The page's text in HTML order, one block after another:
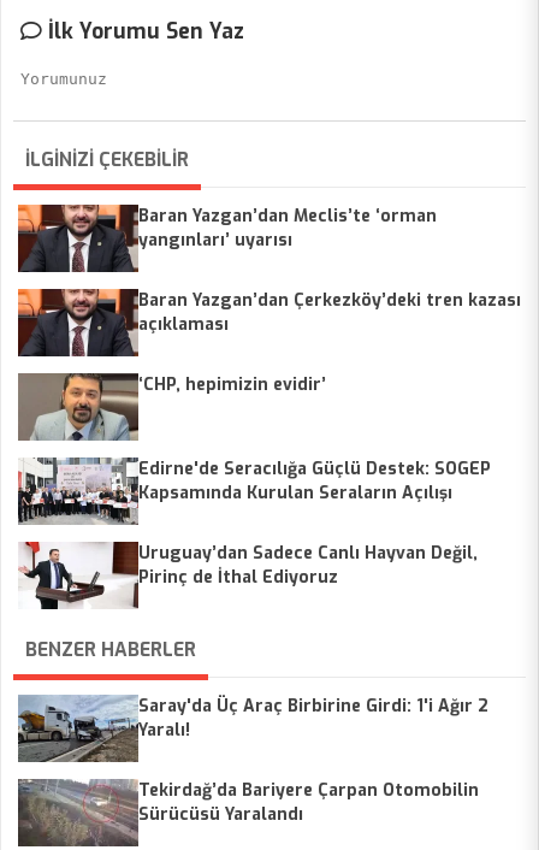
İlk Yorumu Sen Yaz
İLGİNİZİ ÇEKEBİLİR
Baran Yazgan’dan Meclis’te ‘orman
yangınları’ uyarısı
Baran Yazgan’dan Çerkezköy’deki tren kazası
açıklaması
‘CHP, hepimizin evidir’
Edirne'de Seracılığa Güçlü Destek: SOGEP
Kapsamında Kurulan Seraların Açılışı
Uruguay’dan Sadece Canlı Hayvan Değil,
Pirinç de İthal Ediyoruz
BENZER HABERLER
Saray'da Üç Araç Birbirine Girdi: 1'i Ağır 2
Yaralı!
Tekirdağ’da Bariyere Çarpan Otomobilin
Sürücüsü Yaralandı